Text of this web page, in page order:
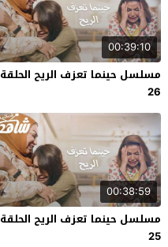
00:39:10
مسلسل حينما تعزف الريح الحلقة
26
00:38:59
مسلسل حينما تعزف الريح الحلقة
25